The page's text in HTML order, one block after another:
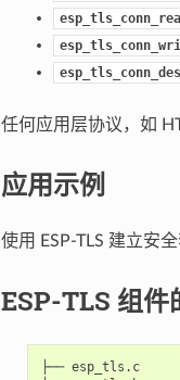
任何应用层协议，如
应用示例
使用 ESP-TLS 建立安
ESP-TLS 组件
├── esp_tls.c